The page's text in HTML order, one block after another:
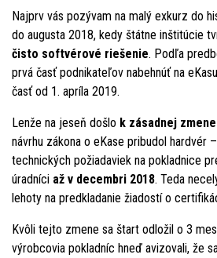
Najprv vás pozývam na malý exkurz do
do augusta 2018, kedy štátne inštitúcie
čisto softvérové riešenie. Podľa
prvá časť podnikateľov nabehnúť na
časť od 1. apríla 2019.
Lenže na jeseň došlo k zásadnej zmene
návrhu zákona o eKase pribudol hardvér
technických požiadaviek na pokladnice
úradníci až v decembri 2018. Teda
lehoty na predkladanie žiadostí o
Kvôli tejto zmene sa štart odložil o 3
výrobcovia pokladníc hneď avizovali, že